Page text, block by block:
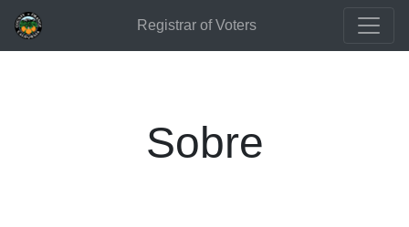
Registrar of Voters
Sobre